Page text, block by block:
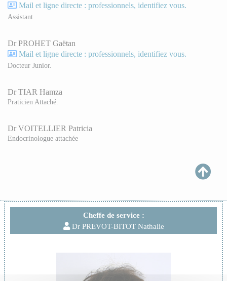
Cheffe de service :
Dr PREVOT-BITOT Nathalie
Mail et ligne directe : professionnels, identifiez vous.
Assistant
Dr PROHET Gaëtan
Mail et ligne directe : professionnels, identifiez vous.
Docteur Junior.
Dr TIAR Hamza
Praticien Attaché.
Dr VOITELLIER Patricia
Endocrinologue attachée